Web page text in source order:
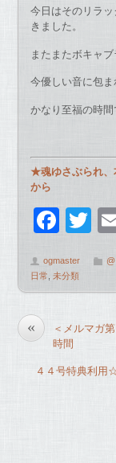
今日はそのリラ
きました。
またまたボキャ
今優しい音に包ま
かなり至福の時
★魂ゆさぶられ、
から
F
c
e
b
o
o
T
tt
er
ogmaster
日常 ,未分類
«
＜メルマガ
時間
４４号特典利用